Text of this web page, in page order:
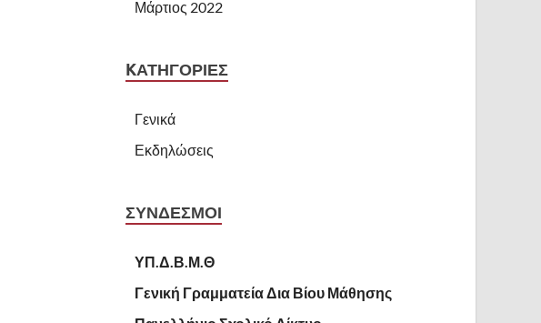
Μάρτιος 2022
KΑΤΗΓΟΡΊΕΣ
Γενικά
Εκδηλώσεις
ΣΥΝΔΕΣΜΟΙ
ΥΠ.Δ.Β.Μ.Θ
Γενική Γραμματεία Δια Βίου Μάθησης